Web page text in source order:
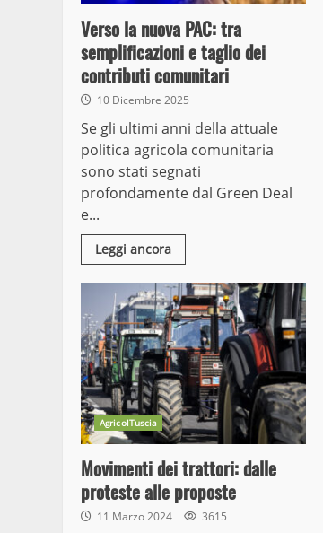
Verso la nuova PAC: tra
semplificazioni e taglio dei
contributi comunitari
10 Dicembre 2025
Se gli ultimi anni della attuale
politica agricola comunitaria
sono stati segnati
profondamente dal Green Deal
e...
Leggi ancora
AgricolTuscia
Movimenti dei trattori: dalle
proteste alle proposte
11 Marzo 2024 3615